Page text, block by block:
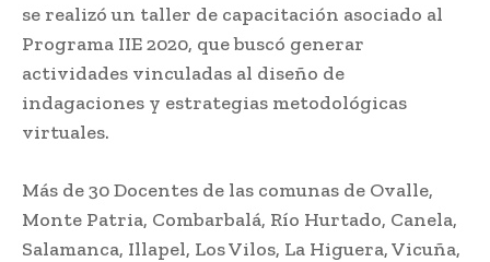
se realizó un taller de capacitación asociado al
Programa IIE 2020, que buscó generar
actividades vinculadas al diseño de
indagaciones y estrategias metodológicas
virtuales.
Más de 30 Docentes de las comunas de Ovalle,
Monte Patria, Combarbalá, Río Hurtado, Canela,
Salamanca, Illapel, Los Vilos, La Higuera, Vicuña,